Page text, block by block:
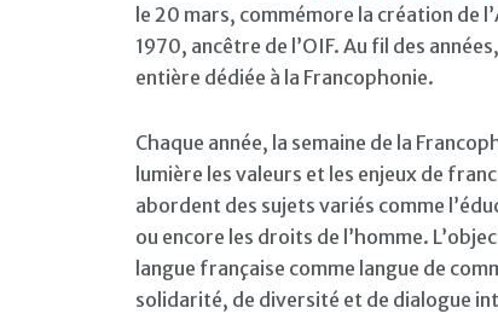
le 20 mars, commémore la création de
1970, ancêtre de l’OIF. Au fil des
entière dédiée à la Francophonie.
Chaque année, la semaine de la
lumière les valeurs et les enjeux de
abordent des sujets variés comme
ou encore les droits de l’homme.
langue française comme langue de
solidarité, de diversité et de dialogue